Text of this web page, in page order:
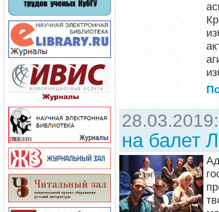
на балет